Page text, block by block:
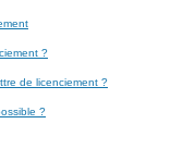
?
de licenciement ?
?